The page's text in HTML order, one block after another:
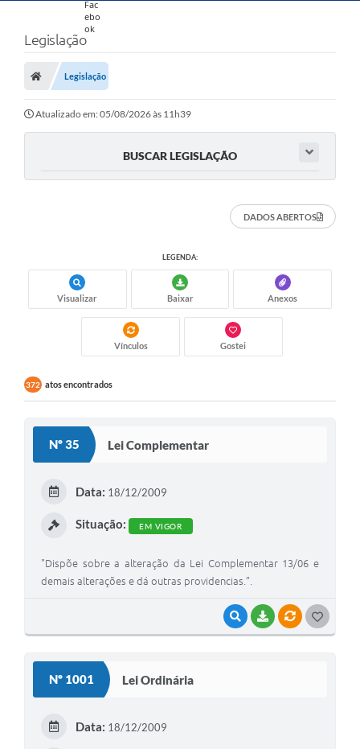
Legislação
Legislação
Atualizado em: 05/08/2026 às 11h39
BUSCAR LEGISLAÇÃO
DADOS ABERTOS
LEGENDA:
Visualizar Baixar Anexos
Vínculos Gostei
372 atos encontrados
Nº 35 Lei Complementar
VISUALIZAR
BAIXARVÍNCULOS
Data: 18/12/2009
Situação: EM VIGOR
"Dispõe sobre a alteração da Lei Complementar 13/06 e
demais alterações e dá outras providencias.”.
Nº 1001 Lei Ordinária
Data: 18/12/2009